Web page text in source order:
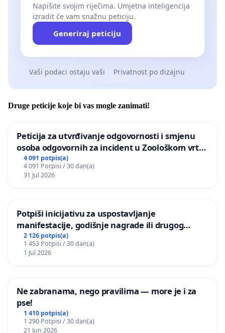
Napišite svojim riječima. Umjetna inteligencija
izradit će vam snažnu peticiju.
Generiraj peticiju
Vaši podaci ostaju vaši Privatnost po dizajnu
Druge peticije koje bi vas mogle zanimati!
Peticija za utvrđivanje odgovornosti i smjenu
osoba odgovornih za incident u Zoološkom vrtu
Grada Zagreba
4 091 potpis(a)
4 091 Potpisi / 30 dan(a)
31 Jul 2026
Potpiši inicijativu za uspostavljanje
manifestacije, godišnje nagrade ili drugog
javnog događaja „Edin Avdić“ u Sarajevu
2 126 potpis(a)
1 453 Potpisi / 30 dan(a)
1 Jul 2026
Ne zabranama, nego pravilima — more je i za
pse!
1 410 potpis(a)
1 290 Potpisi / 30 dan(a)
21 Jun 2026